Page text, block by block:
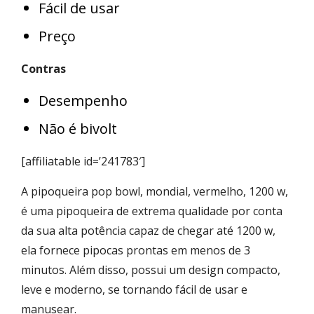
Fácil de usar
Preço
Contras
Desempenho
Não é bivolt
[affiliatable id=’241783′]
A pipoqueira pop bowl, mondial, vermelho, 1200 w,
é uma pipoqueira de extrema qualidade por conta
da sua alta potência capaz de chegar até 1200 w,
ela fornece pipocas prontas em menos de 3
minutos. Além disso, possui um design compacto,
leve e moderno, se tornando fácil de usar e
manusear.